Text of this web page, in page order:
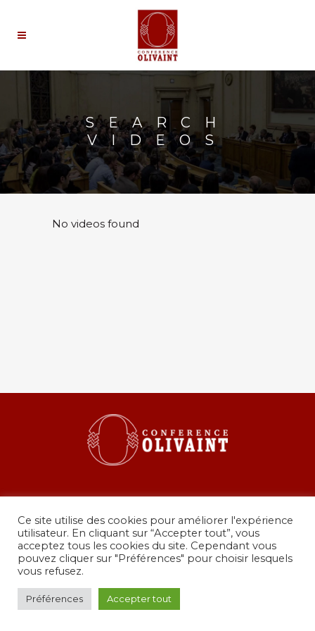
SEARCH
VIDEOS
No videos found
36 rue de Grenelle, 75007 Paris
presidence@conferenceolivaint.fr
© Copyright 2024 - Conférence Olivaint -
Ce site utilise des cookies pour améliorer l'expérience
utilisateur. En cliquant sur “Accepter tout”, vous
acceptez tous les cookies du site. Cependant vous
pouvez cliquer sur "Préférences" pour choisir lesquels
vous refusez.
Préférences Accepter tout